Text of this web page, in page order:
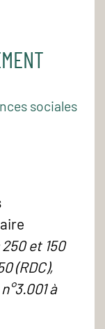
sociales
et 150
(RDC),
à